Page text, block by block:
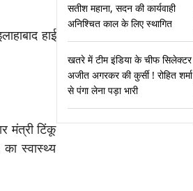
हाई
मंत्री टिंकू
स्वास्थ्य
सतीश महाना, सदन की कार्यवाही
अनिश्चित काल के लिए स्थागित
खतरे में टीम इंडिया के चीफ सिलेक्टर
अजीत अगरकर की कुर्सी ! रोहित शर्मा
से पंगा लेना पड़ा भारी